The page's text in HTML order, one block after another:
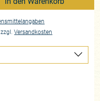
zzgl.Versandkosten